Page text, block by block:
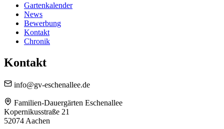
Gartenkalender
News
Bewerbung
Kontakt
Chronik
Kontakt
info@gv-eschenallee.de
Familien-Dauergärten Eschenallee
Kopernikusstraße 21
52074 Aachen